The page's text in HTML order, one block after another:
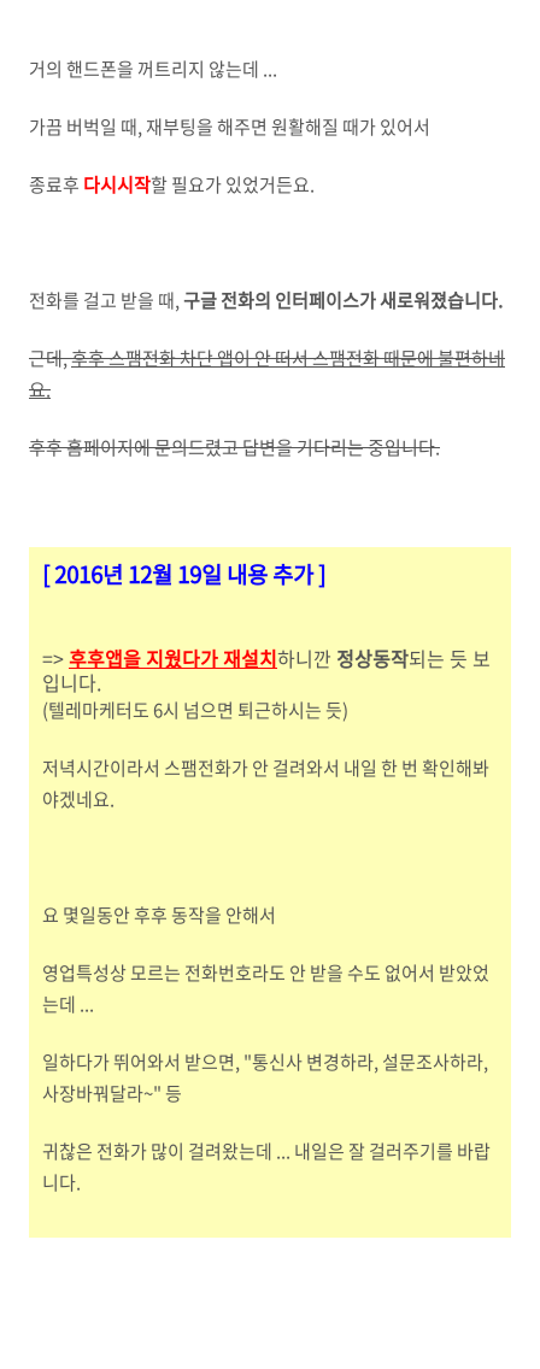
거의 핸드폰을 꺼트리지 않는데 ...
가끔 버벅일 때, 재부팅을 해주면 원활해질 때가 있어서
종료후 다시시작할 필요가 있었거든요.
전화를 걸고 받을 때,구글 전화의 인터페이스가 새로워졌습니다.
근데,후후 스팸전화 차단 앱이 안 떠서 스팸전화 때문에 불편하네
요.
후후 홈페이지에 문의드렸고 답변을 기다리는 중입니다.
[ 2016년 12월 19일 내용추가 ]
=>후후앱을 지웠다가 재설치하니깐 정상동작되는 듯 보
입니다.
(텔레마케터도 6시 넘으면 퇴근하시는 듯)
저녁시간이라서 스팸전화가 안 걸려와서 내일 한 번 확인해봐
야겠네요.
요 몇일동안 후후 동작을 안해서
영업특성상 모르는 전화번호라도 안 받을 수도 없어서 받았었
는데 ...
일하다가 뛰어와서 받으면, "통신사 변경하라, 설문조사하라,
사장바꿔달라~" 등
귀찮은 전화가 많이 걸려왔는데 ... 내일은 잘 걸러주기를 바랍
니다.